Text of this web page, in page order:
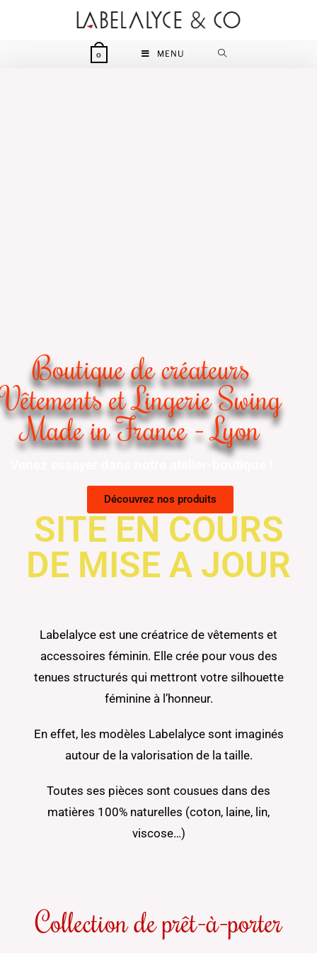
0 MENU
Boutique de créateurs
Vêtements et Lingerie Swing
Made in France - Lyon
Découvrez nos produits
SITE EN COURS
DE MISE A JOUR
Labelalyce est une créatrice de vêtements et
accessoires féminin. Elle crée pour vous des
tenues structurés qui mettront votre silhouette
féminine à l’honneur.
En effet, les modèles Labelalyce sont imaginés
autour de la valorisation de la taille.
Toutes ses pièces sont cousues dans des
matières 100% naturelles (coton, laine, lin,
viscose…)
Collection de prêt-à-porter